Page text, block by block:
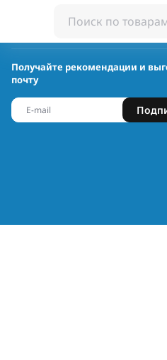
Получайте рекомендации и
почту